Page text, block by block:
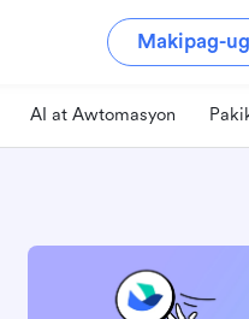
Makipag-
AI at Awtomasyon